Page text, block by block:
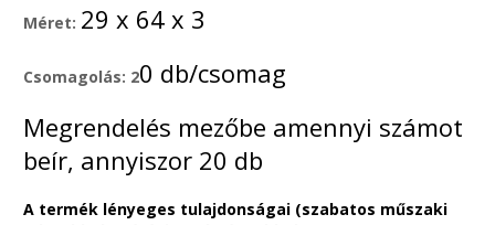
Méret: 29 x 64 x 3
Csomagolás: 20 db/csomag
Megrendelés mezőbe amennyi számot
beír, annyiszor 20 db
A termék lényeges tulajdonságai (szabatos műszaki